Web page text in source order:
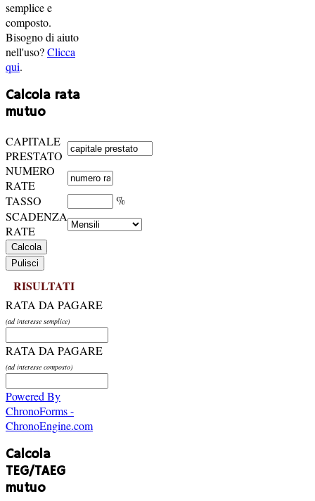
semplice e
composto.
Bisogno di aiuto
nell'uso?Clicca
qui.
Calcola rata
mutuo
CAPITALE
PRESTATO
NUMERO
RATE
TASSO
%
SCADENZA
RATE
RISULTATI
RATA DA PAGARE
(ad interesse semplice)
RATA DA PAGARE
(ad interesse composto)
Powered By
ChronoForms -
ChronoEngine.com
Calcola
TEG/TAEG
mutuo